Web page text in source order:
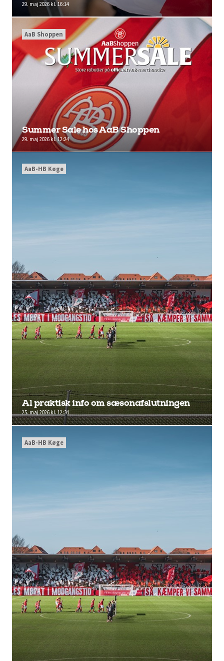
29. maj 2026 kl. 16:14
Summer Sale hos AaB Shoppen
29. maj 2026 kl. 12:24
AaB Shoppen
Al praktisk info om sæsonafslutningen
25. maj 2026 kl. 12:34
AaB-HB Køge
AaB-HB Køge